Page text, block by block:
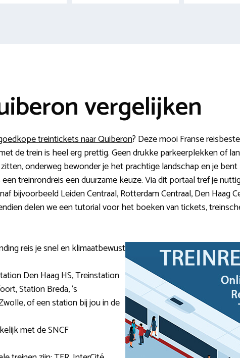
vergelijken
treintickets naar Quiberon? Deze mooi Franse
de trein is heel erg prettig. Geen drukke parkeerplekken of
onderweg bewonder je het prachtige landschap en je
treinrondreis een duurzame keuze. Via dit portaal tref je
bijvoorbeeld Leiden Centraal, Rotterdam Centraal, Den Haag
delen we een tutorial voor het boeken van tickets,
reis je snel en klimaatbewust
Den Haag HS, Treinstation
Station Breda, ‘s
of een station bij jou in de
met de SNCF